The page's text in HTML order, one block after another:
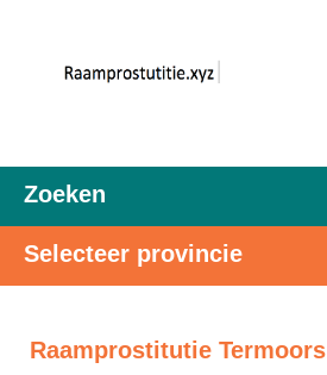
Zoeken
Selecteer provincie
Raamprostitutie Termoors